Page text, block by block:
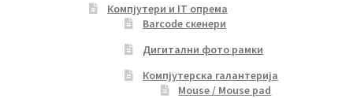
Компјутери и IT опрема
Barcode скенери
Дигитални фото рамки
Компјутерска галантерија
Mouse / Mouse pad